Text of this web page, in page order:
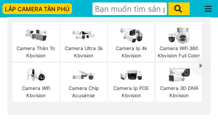
LẮP CAMERA TÂN PHÚ
Camera Thân To
Kbvision
Camera Ultra 3k
Kbvision
Camera Ip 4k
Kbvision
Camera Wifi 360
Kbvision Full Color
Camera Wifi
Kbvision
Camera Chip
Acusense
Camera Ip POE
Kbvision
Camera 3D DNR
Kbvision